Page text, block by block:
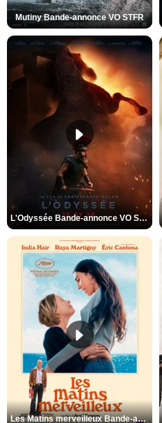
Mutiny Bande-annonce VO STFR
L'Odyssée Bande-annonce VO STFR
Les Matins merveilleux Bande-annonce VF